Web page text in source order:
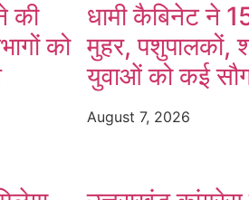
की
को
धामी कैबिनेट ने
मुहर, पशुपालकों,
युवाओं को कई
August 7, 2026